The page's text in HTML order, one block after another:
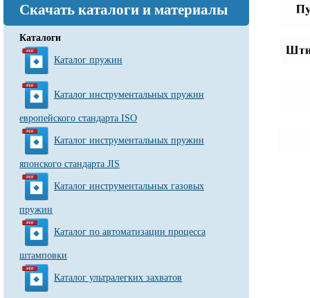
Скачать каталоги и материалы
Каталоги
Каталог пружин
Каталог инструментальных пружин
европейского стандарта ISO
Каталог инструментальных пружин
японского стандарта JIS
Каталог инструментальных газовых
пружин
Каталог по автоматизации процесса
штамповки
Каталог ультралегких захватов